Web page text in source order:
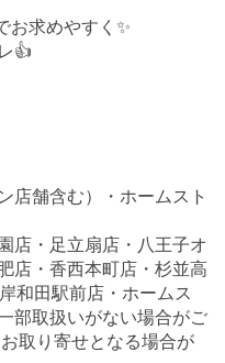
お求めやすく✨
👍
店舗含む）・ホームスト
店・足立扇店・八王子オ
店・香西本町店・杉並高
和田駅前店・ホームス
部取扱いがない場合がご
取り寄せとなる場合が